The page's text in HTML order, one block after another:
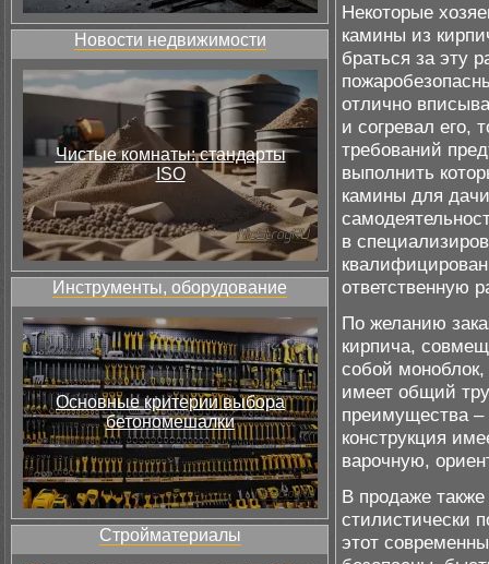
Новости недвижимости
Чистые комнаты: стандарты
ISO
Инструменты, оборудование
Основные критерии выбора
бетономешалки
Стройматериалы
Некоторые
камины из
браться за эту
отлично
и согревал его,
требований
выполнить
камины для
в
ответственную
По желанию
кирпича,
собой
имеет общий
преимущества –
конструкция
варочную,
В продаже
стилистически
этот